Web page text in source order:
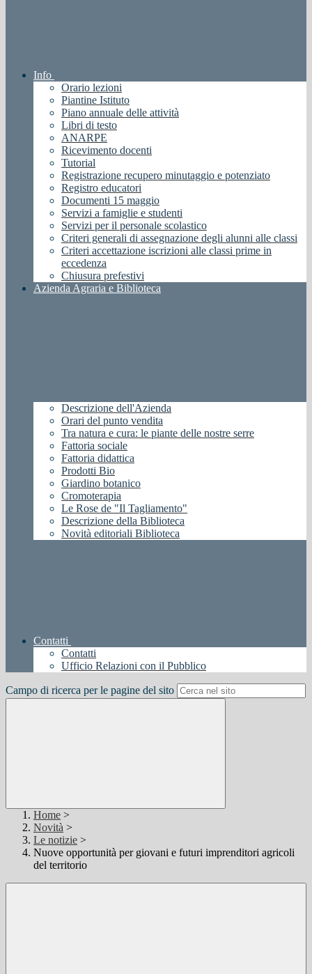
Info
Orario lezioni
Piantine Istituto
Piano annuale delle attività
Libri di testo
ANARPE
Ricevimento docenti
Tutorial
Registrazione recupero minutaggio e potenziato
Registro educatori
Documenti 15 maggio
Servizi a famiglie e studenti
Servizi per il personale scolastico
Criteri generali di assegnazione degli alunni alle classi
Criteri accettazione iscrizioni alle classi prime in
eccedenza
Chiusura prefestivi
Azienda Agraria e Biblioteca
Descrizione dell'Azienda
Orari del punto vendita
Tra natura e cura: le piante delle nostre serre
Fattoria sociale
Fattoria didattica
Prodotti Bio
Giardino botanico
Cromoterapia
Le Rose de "Il Tagliamento"
Descrizione della Biblioteca
Novità editoriali Biblioteca
Contatti
Contatti
Ufficio Relazioni con il Pubblico
Campo di ricerca per le pagine del sito
Home >
Novità >
Le notizie >
Nuove opportunità per giovani e futuri imprenditori agricoli
del territorio